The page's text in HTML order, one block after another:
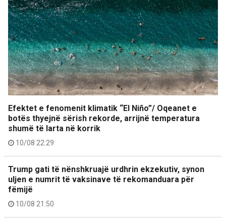
Efektet e fenomenit klimatik “El Niño”/ Oqeanet e
botës thyejnë sërish rekorde, arrijnë temperatura
shumë të larta në korrik
10/08 22:29
Trump gati të nënshkruajë urdhrin ekzekutiv, synon
uljen e numrit të vaksinave të rekomanduara për
fëmijë
10/08 21:50